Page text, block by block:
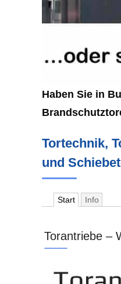
Haben Sie in
Tortechnik,
und
Start Info
Torantriebe –